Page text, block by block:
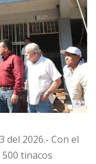
del 2026.- Con el
tinacos